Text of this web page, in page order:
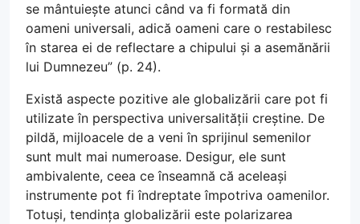
se mântuiește atunci când va fi formată din
oameni universali, adică oameni care o restabilesc
în starea ei de reflectare a chipului și a asemănării
lui Dumnezeu” (p. 24).
Există aspecte pozitive ale globalizării care pot fi
utilizate în perspectiva universalității creștine. De
pildă, mijloacele de a veni în sprijinul semenilor
sunt mult mai numeroase. Desigur, ele sunt
ambivalente, ceea ce înseamnă că aceleași
instrumente pot fi îndreptate împotriva oamenilor.
Totuși, tendința globalizării este polarizarea